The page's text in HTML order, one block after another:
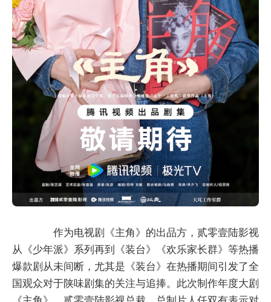
作为电视剧《主角》的出品方，贰零壹陆影视
从《少年派》系列再到《装台》《欢乐家长群》等热播
爆款剧从未间断，尤其是《装台》在热播期间引发了全
国观众对于陕味剧集的关注与追捧。此次制作年度大剧